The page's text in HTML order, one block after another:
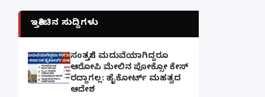
ಇತ್ತೀಚಿನ ಸುದ್ದಿಗಳು
ಸಂತ್ರಸ್ತೆಗೆ ಮದುವೆಯಾಗಿದ್ದರೂ
ಆರೋಪಿ ಮೇಲಿನ ಪೋಕ್ಸೋ ಕೇಸ್
ರದ್ದಾಗಲ್ಲ: ಹೈಕೋರ್ಟ್ ಮಹತ್ವದ
ಆದೇಶ